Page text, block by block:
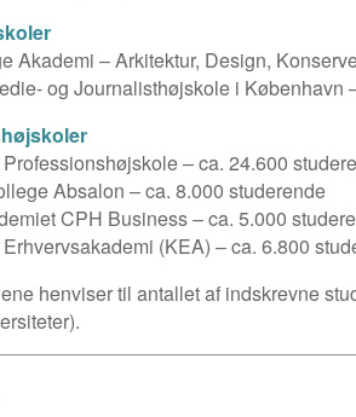
Akademi – Arkitektur, Design,
og Journalisthøjskole i København
– ca. 24.600
Absalon – ca. 8.000 studerende
CPH Business – ca. 5.000
(KEA) – ca. 6.800
henviser til antallet af indskrevne